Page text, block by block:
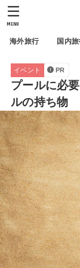
海外旅行 国内旅
MENU
イベント PR
プールに必
ルの持ち物